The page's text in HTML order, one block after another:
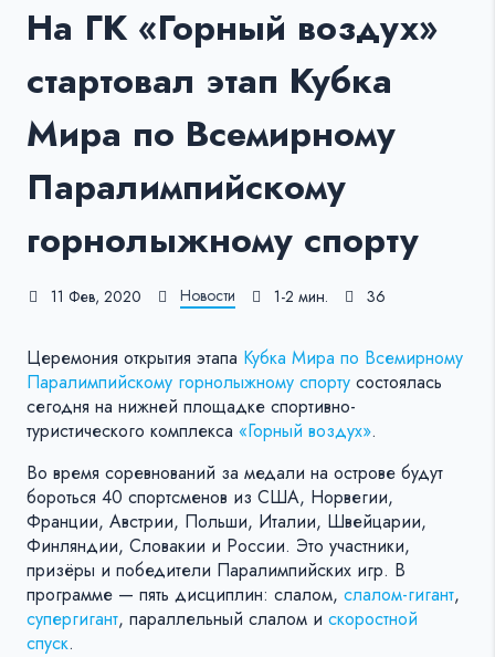
На ГК «Горный воздух»
стартовал этап Кубка
Мира по Всемирному
Паралимпийскому
горнолыжному спорту
11 Фев, 2020 Новости 1-2 мин. 36
Церемония открытия этапа Кубка Мира по Всемирному
Паралимпийскому горнолыжному спорту состоялась
сегодня на нижней площадке спортивно-
туристического комплекса «Горный воздух».
Во время соревнований за медали на острове будут
бороться 40 спортсменов из США, Норвегии,
Франции, Австрии, Польши, Италии, Швейцарии,
Финляндии, Словакии и России. Это участники,
призёры и победители Паралимпийских игр. В
программе — пять дисциплин: слалом, слалом-гигант,
супергигант, параллельный слалом и скоростной
спуск.